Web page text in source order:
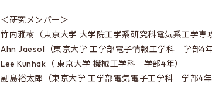
＜研究メンバー＞
竹内雅樹（東京大学 大学院工学系研究科電気系工学専
Ahn Jaesol（東京大学 工学部電子情報工学科 学部4年
Lee Kunhak（ 東京大学 機械工学科 学部4年）
副島裕太郎（東京大学 工学部電気電子工学科 学部4年